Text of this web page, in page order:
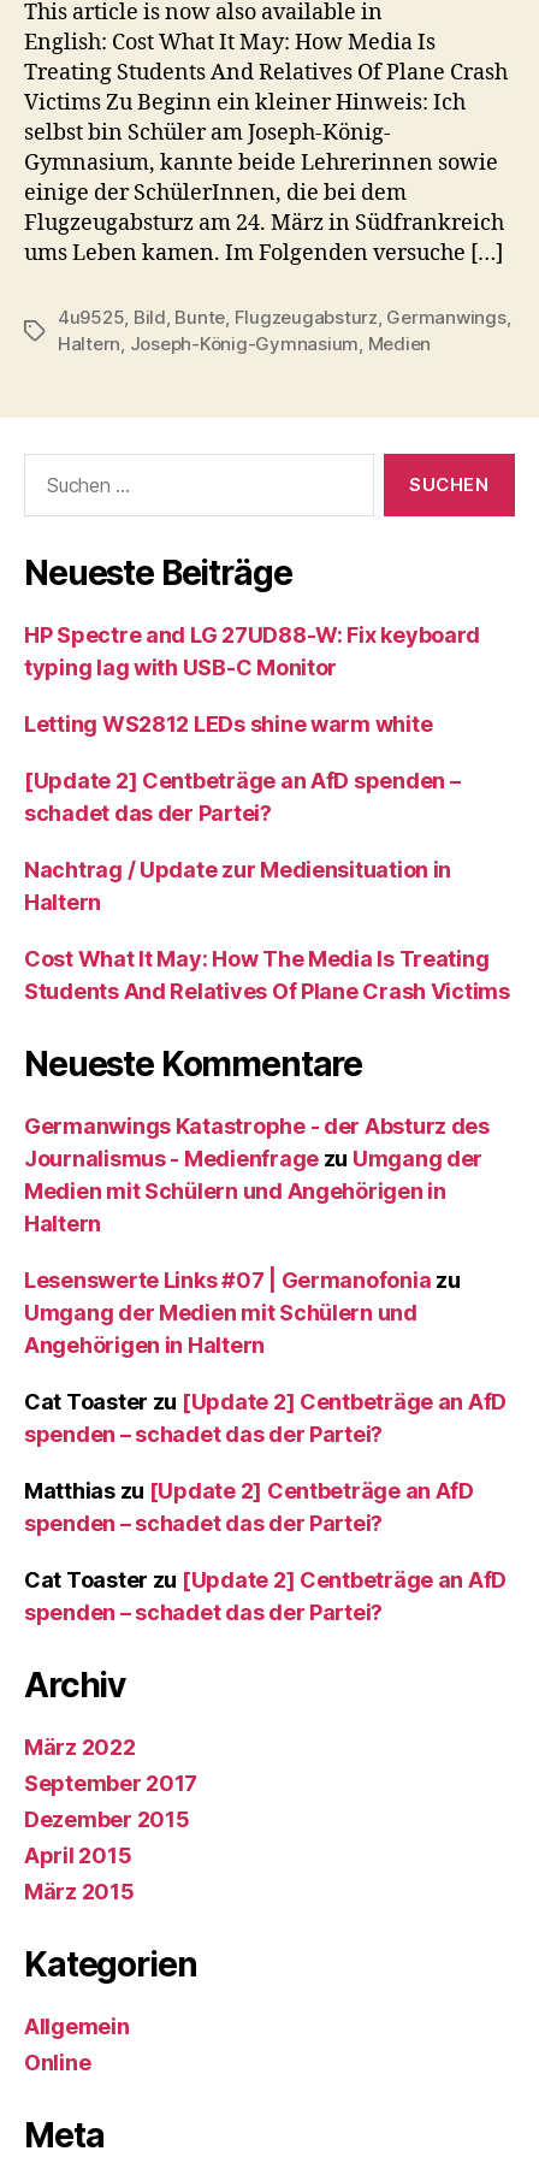
This article is now also available in
English: Cost What It May: How Media Is
Treating Students And Relatives Of Plane Crash
Victims Zu Beginn ein kleiner Hinweis: Ich
selbst bin Schüler am Joseph-König-
Gymnasium, kannte beide Lehrerinnen sowie
einige der SchülerInnen, die bei dem
Flugzeugabsturz am 24. März in Südfrankreich
ums Leben kamen. Im Folgenden versuche […]
Schlagwörter
4u9525 Bild Bunte Flugzeugabsturz Germanwings,
Haltern Joseph-König-Gymnasium Medien
nach:
Neueste Beiträge
HP Spectre and LG 27UD88-W: Fix keyboard
typing lag with USB-C Monitor
Letting WS2812 LEDs shine warm white
[Update 2] Centbeträge an AfD spenden –
schadet das der Partei?
Nachtrag / Update zur Mediensituation in
Haltern
Cost What It May: How The Media Is Treating
Students And Relatives Of Plane Crash Victims
Neueste Kommentare
Germanwings Katastrophe - der Absturz des
Journalismus - Medienfragezu Umgang der
Medien mit Schülern und Angehörigen in
Haltern
Lesenswerte Links #07 | Germanofonia zu
Umgang der Medien mit Schülern und
Angehörigen in Haltern
Cat Toaster zu [Update 2] Centbeträge an AfD
spenden – schadet das der Partei?
Matthiaszu [Update 2] Centbeträge an AfD
spenden – schadet das der Partei?
Cat Toaster zu [Update 2] Centbeträge an AfD
spenden – schadet das der Partei?
Archiv
März 2022
September 2017
Dezember 2015
April 2015
März 2015
Kategorien
Allgemein
Online
Meta